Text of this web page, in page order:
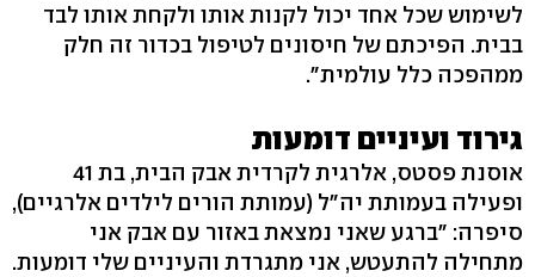
לשימוש שכל אחד יכול לקנות אותו ולקחת אותו לבד
בבית. הפיכתם של חיסונים לטיפול בכדור זה חלק
ממהפכה כלל עולמית".
גירוד ועיניים דומעות
אוסנת פסטס, אלרגית לקרדית אבק הבית, בת 41
ופעילה בעמותת יה"ל (עמותת הורים לילדים אלרגיים),
סיפרה: "ברגע שאני נמצאת באזור עם אבק אני
מתחילה להתעטש, אני מתגרדת והעיניים שלי דומעות.